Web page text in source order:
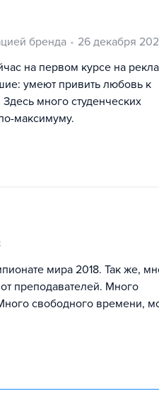
бренда
26 декабря
на первом курсе на
умеют привить любовь к
много студенческих
максимуму.
мира 2018. Так же,
преподавателей. Много
свободного времени,